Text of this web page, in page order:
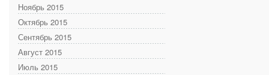
Ноябрь 2015
Октябрь 2015
Сентябрь 2015
Август 2015
Июль 2015